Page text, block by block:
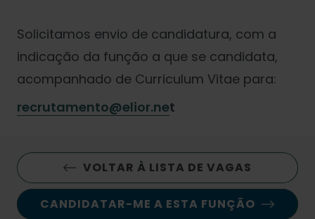
Solicitamos envio de candidatura, com a
indicação da função a que se candidata,
acompanhado de Curriculum Vitae para:
recrutamento@elior.net
VOLTAR À LISTA DE VAGAS
CANDIDATAR-ME A ESTA FUNÇÃO